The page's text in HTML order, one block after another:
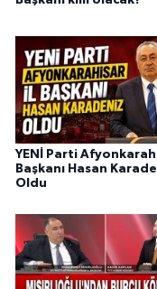
YENİ Parti
Başkanı Hasan
Oldu